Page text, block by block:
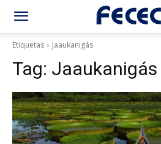
Etiquetas Jaaukanigás
Tag: Jaaukanigás